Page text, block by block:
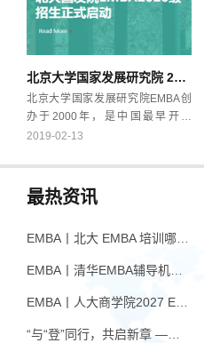
北京大学国家发展研究院 2020级高级管理人员工商管理硕士（EMBA）招生简章
北京大学国家发展研究院EMBA创
办于2000年，是中国最早开设
EMBA教育的项目之一。二十年的
翼，以中国高校领军的国家高端智
库为独到优势，帮助企业家了解中
国经济发展的趋势和规律，提高应
把握商业机会。立足全球视野，扎
振奋旺盛的企业家精神。面向未
来，用学识、能力、责任和担当为
自我赋能。
2019-02-13
最热资讯